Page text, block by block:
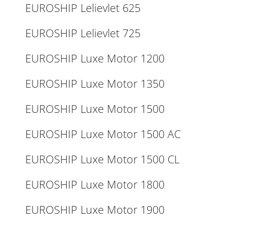
EUROSHIP Lelievlet 625
EUROSHIP Lelievlet 725
EUROSHIP Luxe Motor 1200
EUROSHIP Luxe Motor 1350
EUROSHIP Luxe Motor 1500
EUROSHIP Luxe Motor 1500 AC
EUROSHIP Luxe Motor 1500 CL
EUROSHIP Luxe Motor 1800
EUROSHIP Luxe Motor 1900